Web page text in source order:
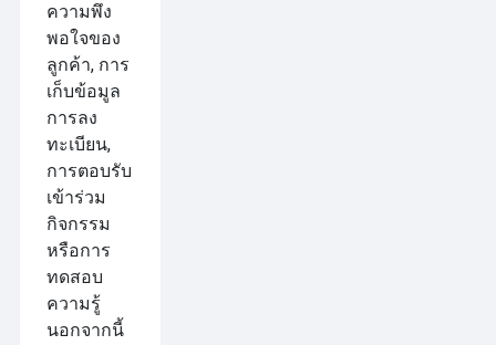
ความพึง
พอใจของ
ลูกค้า, การ
เก็บข้อมูล
การลง
ทะเบียน,
การตอบรับ
เข้าร่วม
กิจกรรม
หรือการ
ทดสอบ
ความรู้
นอกจากนี้